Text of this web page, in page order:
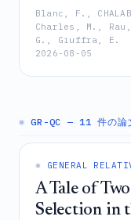
示す一方で、実
ティを保持し、
していることを
における候補遺
の制御されたモ
Blanc, F.,
Charles, M.,
G., Giuffra, E.
2026-08-05
⚛️ GR-QC — 11 件の論
⚛️ GENERAL
A Tale of
Selection in